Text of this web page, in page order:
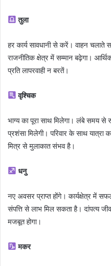
तुला
हर कार्य सावधानी से करें। वाहन
राजनीतिक क्षेत्र में सम्मान बढ़ेगा।
प्रति लापरवाही न बरतें।
वृश्चिक
भाग्य का पूरा साथ मिलेगा। लंबे समय से
प्रशंसा मिलेगी। परिवार के साथ यात्रा
मित्र से मुलाकात संभव है।
धनु
नए अवसर प्राप्त होंगे। कार्यक्षेत्र में
संपत्ति से लाभ मिल सकता है। दांपत्य
मजबूत होगा।
मकर